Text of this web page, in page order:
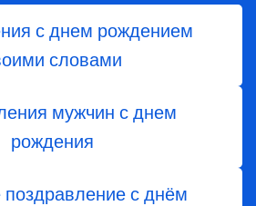
с днем рождением
словами
мужчин с днем
рождения
с днём